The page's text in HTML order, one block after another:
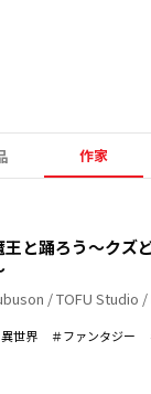
作家
王と踊ろう～クズ
/ TOFU Studio
異世界 ＃ファンタジー